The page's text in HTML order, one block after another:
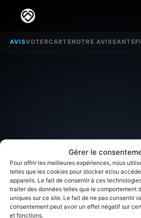
Gérer le
Pour offrir les meilleures expériences, nous
telles que les cookies pour stocker et/ou
appareils. Le fait de consentir à ces
traiter des données telles que le comportement
uniques sur ce site. Le fait de ne pas consentir
consentement peut avoir un effet négatif sur
et fonctions.
AVISVOTERCARTENOTRE AVISSANTÉ
SECTEUR